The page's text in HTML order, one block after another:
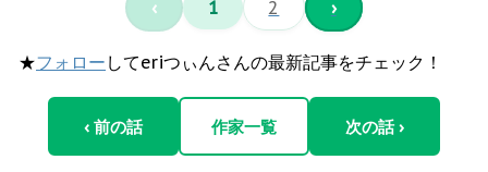
‹ 1 2 ›
★フォロー してeriつぃんさんの最新記事をチェック！
‹ 前の話 作家一覧 次の話 ›